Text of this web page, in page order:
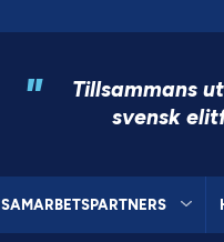
"
Tillsammans
svensk
SAMARBETSPARTNERS